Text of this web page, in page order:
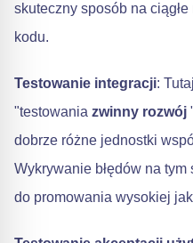
skuteczny sposób na
kodu.
Testowanie integracji:
"testowania zwinny rozwój
dobrze różne jednostki
Wykrywanie błędów na
do promowania wysokiej